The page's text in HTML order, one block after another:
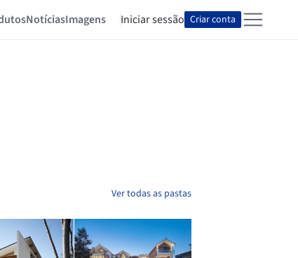
NotíciasImagens Iniciar sessão Criar conta
Ver todas as pastas